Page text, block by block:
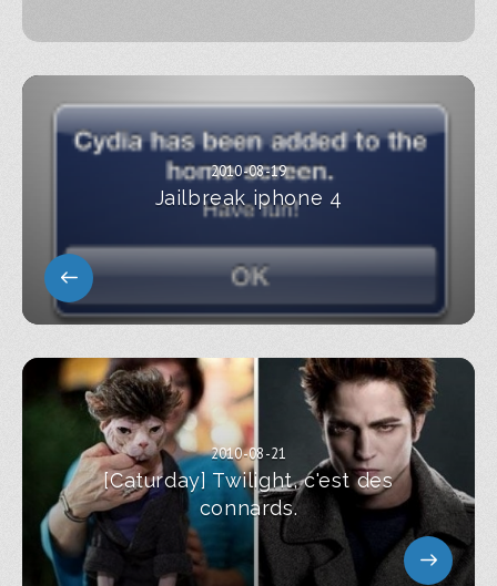
2010-08-19
Jailbreak iphone 4
2010-08-21
[Caturday] Twilight, c'est des
connards.